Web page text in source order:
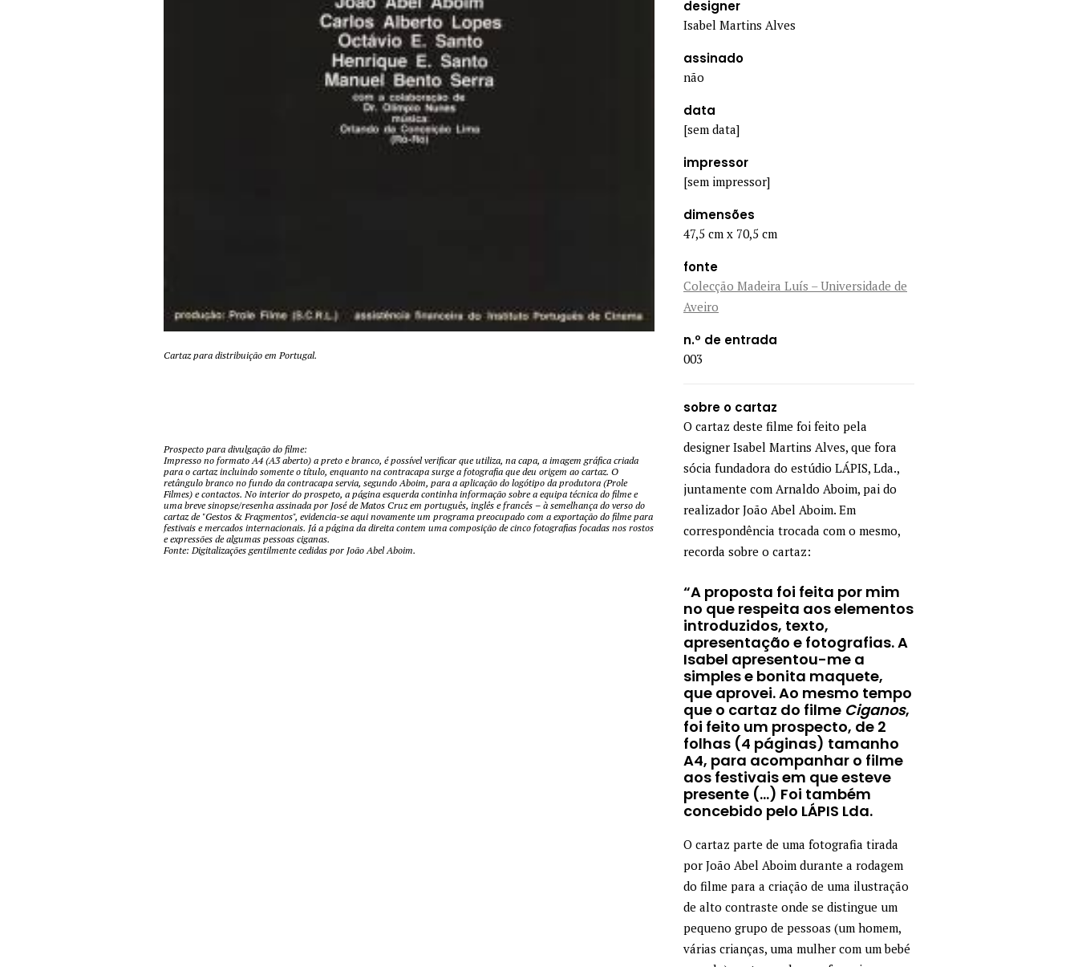
Cartaz para distribuição em Portugal.
Prospecto para divulgação do filme:
Impresso no formato A4 (A3 aberto) a preto e branco, é possível verificar que utiliza, na capa, a imagem gráfica criada
para o cartaz incluindo somente o título, enquanto na contracapa surge a fotografia que deu origem ao cartaz. O
retângulo branco no fundo da contracapa servia, segundo Aboim, para a aplicação do logótipo da produtora (Prole
Filmes) e contactos. No interior do prospeto, a página esquerda continha informação sobre a equipa técnica do filme e
uma breve sinopse/resenha assinada por José de Matos Cruz em português, inglês e francês – à semelhança do verso do
cartaz de "Gestos & Fragmentos", evidencia-se aqui novamente um programa preocupado com a exportação do filme para
festivais e mercados internacionais. Já a página da direita contem uma composição de cinco fotografias focadas nos rostos
e expressões de algumas pessoas ciganas.
Fonte: Digitalizações gentilmente cedidas por João Abel Aboim.
designer
Isabel Martins Alves
assinado
não
data
[sem data]
impressor
[sem impressor]
dimensões
47,5 cm x 70,5 cm
fonte
Colecção Madeira Luís – Universidade de
Aveiro
n.º de entrada
003
sobre o cartaz
O cartaz deste filme foi feito pela
designer Isabel Martins Alves, que fora
sócia fundadora do estúdio LÁPIS, Lda.,
juntamente com Arnaldo Aboim, pai do
realizador João Abel Aboim. Em
correspondência trocada com o mesmo,
recorda sobre o cartaz:
“A proposta foi feita por mim
no que respeita aos elementos
introduzidos, texto,
apresentação e fotografias. A
Isabel apresentou-me a
simples e bonita maquete,
que aprovei. Ao mesmo tempo
que o cartaz do filme Ciganos,
foi feito um prospecto, de 2
folhas (4 páginas) tamanho
A4, para acompanhar o filme
aos festivais em que esteve
presente (…) Foi também
concebido pelo LÁPIS Lda.
O cartaz parte de uma fotografia tirada
por João Abel Aboim durante a rodagem
do filme para a criação de uma ilustração
de alto contraste onde se distingue um
pequeno grupo de pessoas (um homem,
várias crianças, uma mulher com um bebé